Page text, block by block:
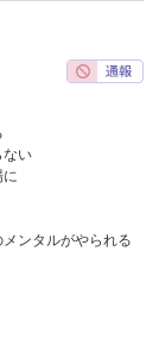
ない
ンタルがやられる